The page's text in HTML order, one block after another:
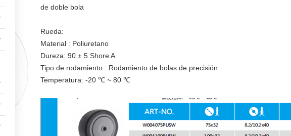
de doble bola
Rueda:
Material : Poliuretano
Dureza: 90 ± 5 Shore A
Tipo de rodamiento : Rodamiento de bolas de precisión
Temperatura: -20 ℃ ~ 80 ℃